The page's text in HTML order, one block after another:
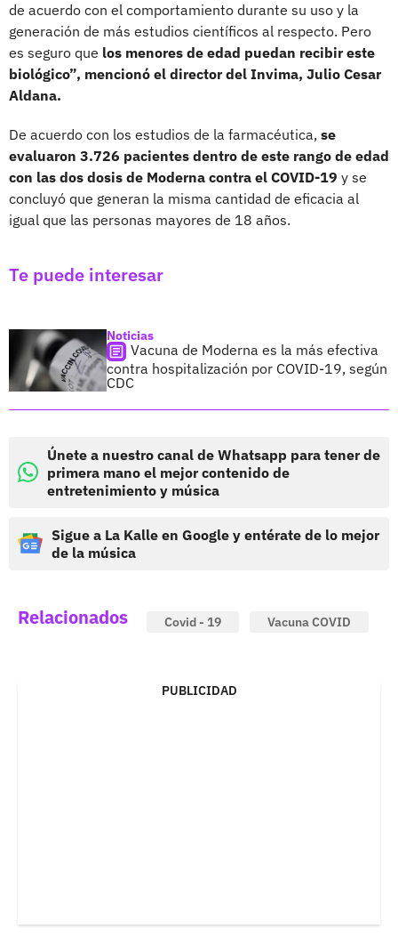
de acuerdo con el comportamiento durante su uso y la
generación de más estudios científicos al respecto. Pero
es seguro que los menores de edad puedan recibir este
biológico”, mencionó el director del Invima, Julio Cesar
Aldana.
De acuerdo con los estudios de la farmacéutica, se
evaluaron 3.726 pacientes dentro de este rango de edad
con las dos dosis de Moderna contra el COVID-19 y se
concluyó que generan la misma cantidad de eficacia al
igual que las personas mayores de 18 años.
Te puede interesar
Noticias
Vacuna de Moderna es la más efectiva
contra hospitalización por COVID-19, según
CDC
Únete a nuestro canal de Whatsapp para tener de
primera mano el mejor contenido de
entretenimiento y música
Sigue a La Kalle en Google y entérate de lo mejor
de la música
Relacionados Covid - 19 Vacuna COVID
PUBLICIDAD